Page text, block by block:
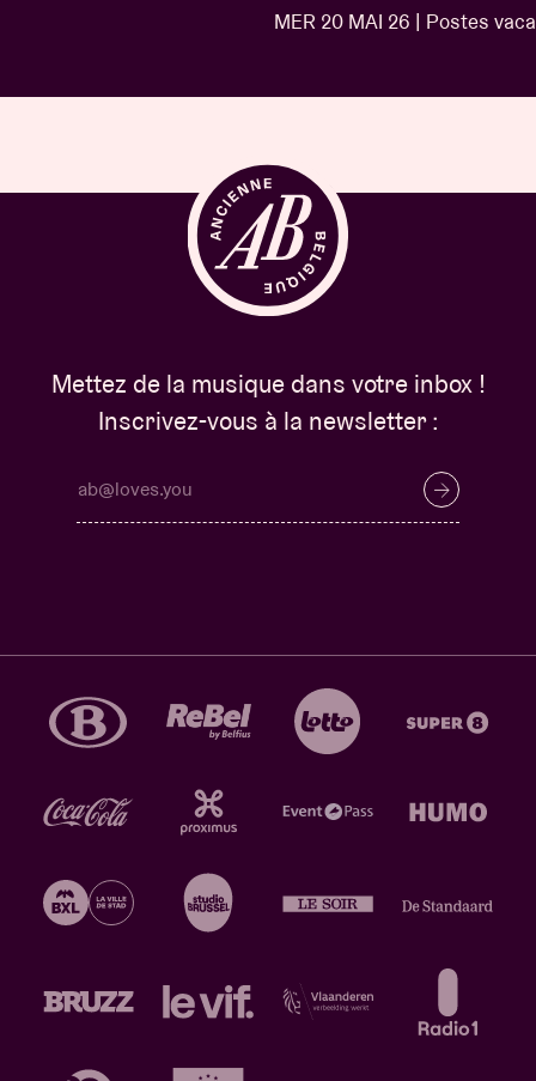
MER 20 MAI 26 | Postes vacants
Mettez de la musique dans votre inbox !
Inscrivez-vous à la newsletter :